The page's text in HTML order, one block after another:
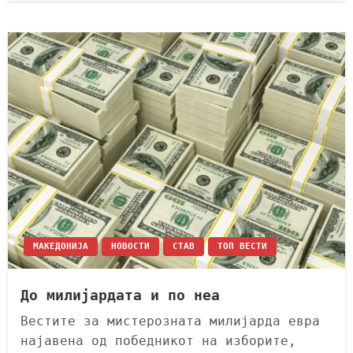
МАКЕДОНИЈА НОВОСТИ СТАВ ТОП ВЕСТИ
До милијардата и по неа
Вестите за мистерозната милијарда евра
најавена од победникот на изборите,